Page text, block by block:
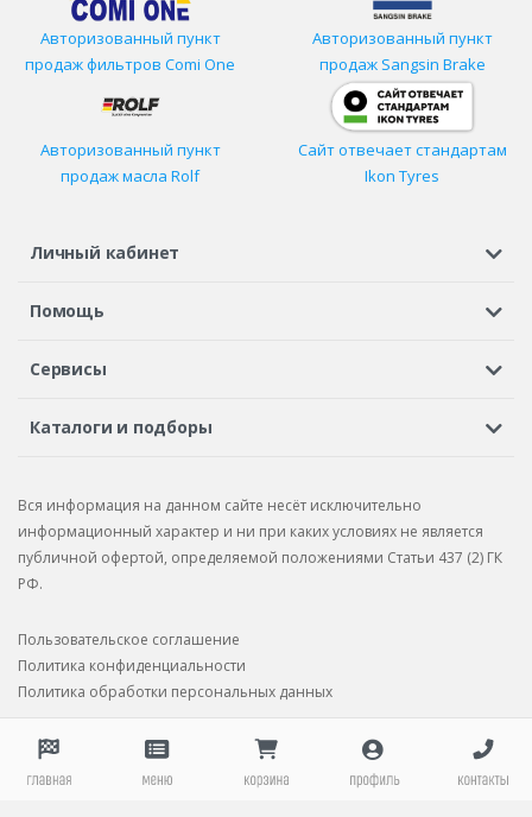
Авторизованный пункт
продаж фильтров Comi One
Авторизованный пункт
продаж Sangsin Brake
Авторизованный пункт
продаж масла Rolf
Сайт отвечает стандартам
Ikon Tyres
Личный кабинет
Регистрация или вход
Помощь
Шины в кредит
Сервисы
Автосервисы
Бонусная программа
Рекламации по услугам
Каталоги и подборы
Подбор запчастей
Каталог запчастей
Вся информация на данном сайте несёт исключительно
информационный характер и ни при каких условиях не является
публичной офертой, определяемой положениями Статьи 437 (2) ГК
РФ.
Пользовательское соглашение
Политика конфиденциальности
Политика обработки персональных данных